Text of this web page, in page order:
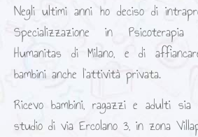
Negli ultimi anni ho deciso di
Specializzazione in
Humanitas di Milano, e di
bambini anche l’attività privata.
Ricevo bambini, ragazzi e adulti
studio di via Ercolano 3, in zona